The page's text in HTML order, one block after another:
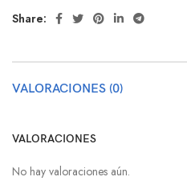
Share:
VALORACIONES (0)
VALORACIONES
No hay valoraciones aún.